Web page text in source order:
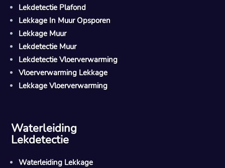
Lekdetectie Plafond
Lekkage In Muur Opsporen
Lekkage Muur
Lekdetectie Muur
Lekdetectie Vloerverwarming
Vloerverwarming Lekkage
Lekkage Vloerverwarming
Waterleiding
Lekdetectie
Waterleiding Lekkage